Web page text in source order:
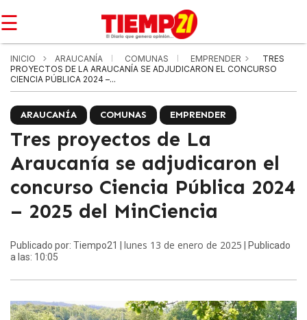
☰
INICIO ARAUCANÍA COMUNAS EMPRENDER
TRES
PROYECTOS DE LA ARAUCANÍA SE ADJUDICARON EL CONCURSO
CIENCIA PÚBLICA 2024 –...
ARAUCANÍA COMUNAS EMPRENDER
Tres proyectos de La
Araucanía se adjudicaron el
concurso Ciencia Pública 2024
– 2025 del MinCiencia
Publicado por: Tiempo21 | lunes 13 de enero de 2025 | Publicado
a las: 10:05